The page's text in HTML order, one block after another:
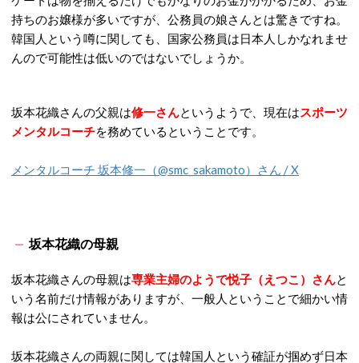
持ちのお嬢様が多いですが、公務員の娘さんとは驚きですね。
韓国人という噂に関しても、国家公務員は日本人しかなれませ
んので可能性は低いのではないでしょうか。
坂本花織さんの父親は修一さんというようで、現在はスポーツ
メンタルコーチを務めているということです。
メンタルコーチ 坂本修一（@smc_sakamoto）さん / X
坂本花織の母親
坂本花織さんの母親は専業主婦のようで悦子（えつこ）さんと
いう名前だけ情報がありますが、一般人ということで細かい情
報は公にされていません。
坂本花織さんの両親に関しては韓国人という確証が掴めず日本